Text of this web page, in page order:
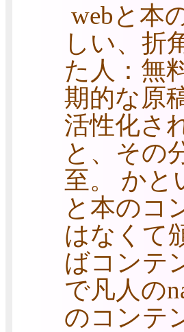
webと本
しい、折
た人：無
期的な原
活性化さ
と、その
至。 かと
と本のコ
はなくて
ばコンテ
で凡人の
のコンテ